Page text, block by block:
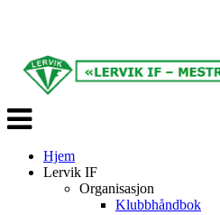
Veksle
navigasjon
Hjem
Lervik IF
Organisasjon
Klubbhåndbok